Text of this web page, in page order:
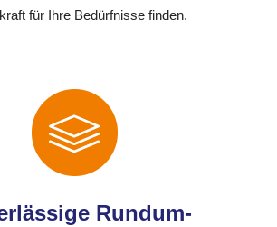
für Ihre Bedürfnisse finden.
Rundum-